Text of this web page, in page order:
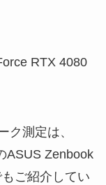
RTX 4080
ク測定は、
ASUS Zenbook
ご紹介してい